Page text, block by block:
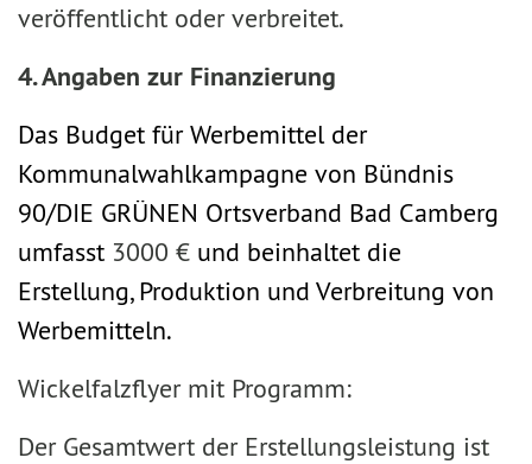
veröffentlicht oder verbreitet.
4. Angaben zur Finanzierung
Das Budget für Werbemittel der
Kommunalwahlkampagne von Bündnis
90/DIE GRÜNEN Ortsverband Bad Camberg
umfasst 3000 € und beinhaltet die
Erstellung, Produktion und Verbreitung von
Werbemitteln.
Wickelfalzflyer mit Programm:
Der Gesamtwert der Erstellungsleistung ist